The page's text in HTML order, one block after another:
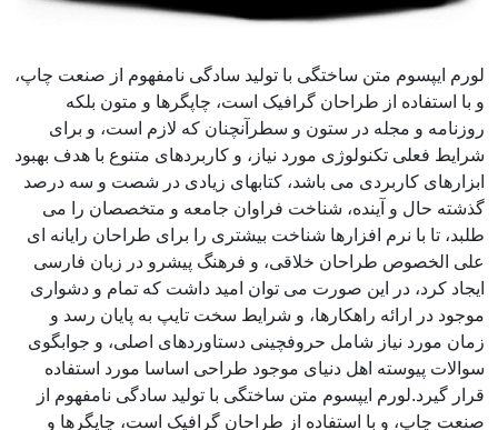
لورم ایپسوم متن ساختگی با تولید سادگی نامفهوم از صنعت چاپ،
و با استفاده از طراحان گرافیک است، چاپگرها و متون بلکه
روزنامه و مجله در ستون و سطرآنچنان که لازم است، و برای
شرایط فعلی تکنولوژی مورد نیاز، و کاربردهای متنوع با هدف بهبود
ابزارهای کاربردی می باشد، کتابهای زیادی در شصت و سه درصد
گذشته حال و آینده، شناخت فراوان جامعه و متخصصان را می
طلبد، تا با نرم افزارها شناخت بیشتری را برای طراحان رایانه ای
علی الخصوص طراحان خلاقی، و فرهنگ پیشرو در زبان فارسی
ایجاد کرد، در این صورت می توان امید داشت که تمام و دشواری
موجود در ارائه راهکارها، و شرایط سخت تایپ به پایان رسد و
زمان مورد نیاز شامل حروفچینی دستاوردهای اصلی، و جوابگوی
سوالات پیوسته اهل دنیای موجود طراحی اساسا مورد استفاده
قرار گیرد.لورم ایپسوم متن ساختگی با تولید سادگی نامفهوم از
صنعت چاپ، و با استفاده از طراحان گرافیک است، چاپگرها و